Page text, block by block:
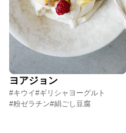
ヨアジョン
#キウイ#ギリシャヨーグルト
#粉ゼラチン#絹ごし豆腐